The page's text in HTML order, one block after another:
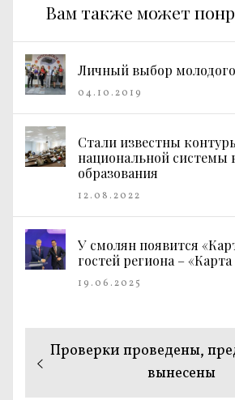
Вам также может
Личный выбор молодого
04.10.2019
Стали известны
национальной системы
образования
12.08.2022
У смолян появится
гостей региона –
19.06.2025
Навигация
по
Предыдущая
Проверки проведены,
вынесены